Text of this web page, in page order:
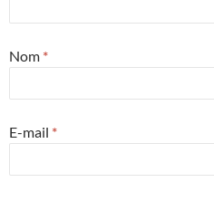
Nom *
E-mail *